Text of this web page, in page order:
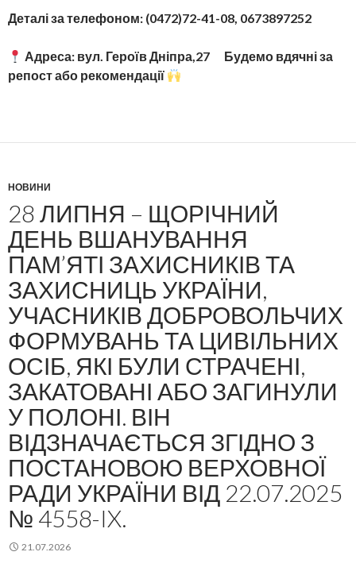
Деталі за телефоном: (0472)72-41-08, 0673897252
Адреса: вул. Героїв Дніпра,27 Будемо вдячні за
репост або рекомендації
НОВИНИ
28 ЛИПНЯ – ЩОРІЧНИЙ
ДЕНЬ ВШАНУВАННЯ
ПАМ’ЯТІ ЗАХИСНИКІВ ТА
ЗАХИСНИЦЬ УКРАЇНИ,
УЧАСНИКІВ ДОБРОВОЛЬЧИХ
ФОРМУВАНЬ ТА ЦИВІЛЬНИХ
ОСІБ, ЯКІ БУЛИ СТРАЧЕНІ,
ЗАКАТОВАНІ АБО ЗАГИНУЛИ
У ПОЛОНІ. ВІН
ВІДЗНАЧАЄТЬСЯ ЗГІДНО З
ПОСТАНОВОЮ ВЕРХОВНОЇ
РАДИ УКРАЇНИ ВІД 22.07.2025
№ 4558-IX.
21.07.2026